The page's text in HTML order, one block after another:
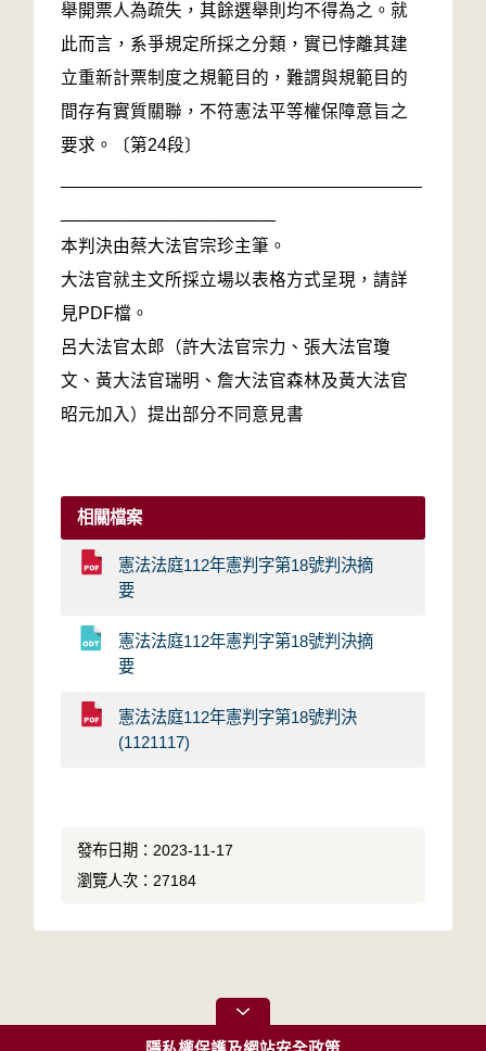
舉開票人為疏失，其餘選舉則均不得為之。就
此而言，系爭規定所採之分類，實已悖離其建
立重新計票制度之規範目的，難謂與規範目的
間存有實質關聯，不符憲法平等權保障意旨之
要求。〔第24段〕
本判決由蔡大法官宗珍主筆。
大法官就主文所採立場以表格方式呈現，請詳
見PDF檔。
呂大法官太郎（許大法官宗力、張大法官瓊
文、黃大法官瑞明、詹大法官森林及黃大法官
昭元加入）提出部分不同意見書
相關檔案
憲法法庭112年憲判字第18號判決摘
要
憲法法庭112年憲判字第18號判決摘
要
憲法法庭112年憲判字第18號判決
(1121117)
發布日期：2023-11-17
瀏覽人次：27184